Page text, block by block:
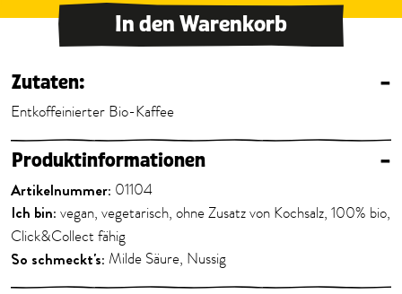
In den Warenkorb
Zutaten: –
Entkoffeinierter Bio-Kaffee
Produktinformationen –
Artikelnummer: 01104
Ich bin: vegan, vegetarisch, ohne Zusatz von Kochsalz, 100% bio,
Click&Collect fähig
So schmeckt's: Milde Säure, Nussig